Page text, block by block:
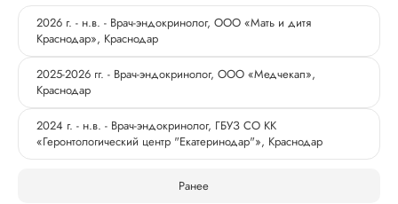
2026 г. - н.в. - Врач-эндокринолог, ООО «Мать и дитя
Краснодар», Краснодар
2025-2026 гг. - Врач-эндокринолог, ООО «Медчекап»,
Краснодар
2024 г. - н.в. - Врач-эндокринолог, ГБУЗ СО КК
«Геронтологический центр "Екатеринодар"», Краснодар
Ранее